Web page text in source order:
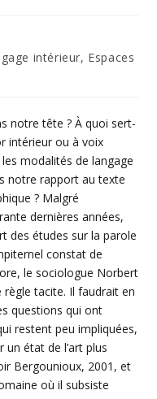
:
intérieur, Espaces
notre tête ? À quoi sert-
intérieur ou à voix
modalités de langage
notre rapport au texte
? Malgré
dernières années,
des études sur la parole
constat de
le sociologue Norbert
tacite. Il faudrait en
questions qui ont
restent peu impliquées,
un état de l’art plus
Bergounioux, 2001, et
où il subsiste